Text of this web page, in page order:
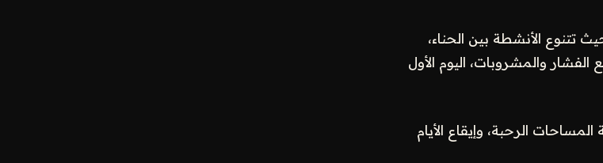
تتنوع الأنشطة بين الحناء،
والمشروبات، اليوم الأول
الرحبة، وإيقاع الأيام